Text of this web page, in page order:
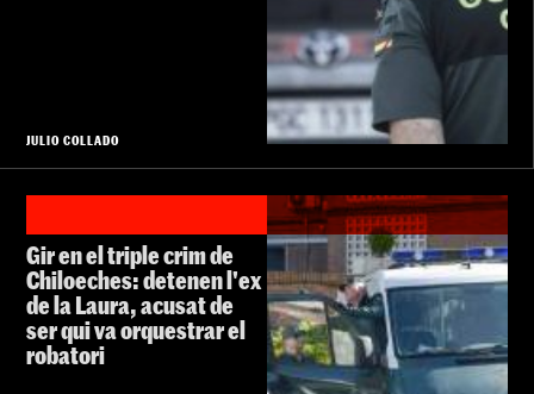
JULIO COLLADO
Gir en el triple crim de
Chiloeches: detenen l'ex
de la Laura, acusat de
ser qui va orquestrar el
robatori